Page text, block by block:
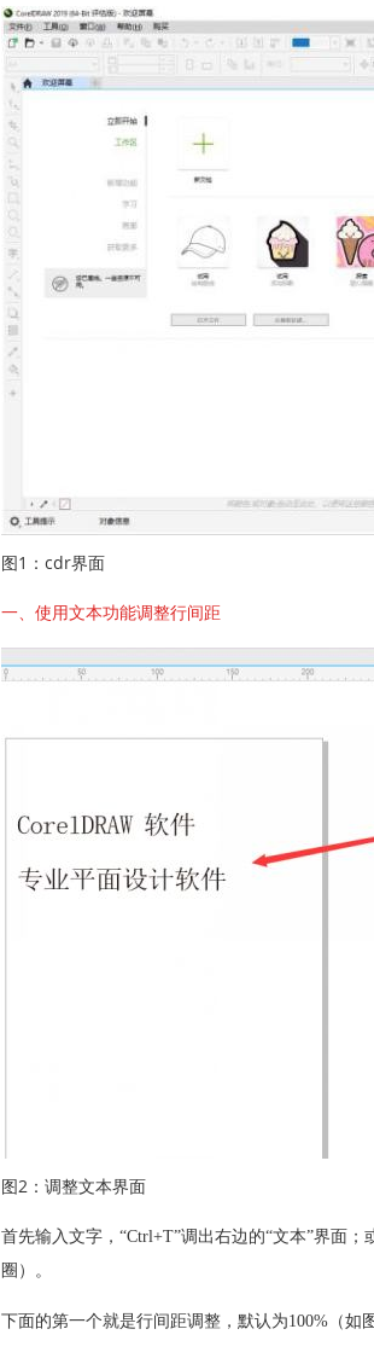
图1：cdr界面
一、使用文本功能调整行间距
图2：调整文本界面
首先输入文字，“Ctrl+T”调出右边的“文本”界面
圈）。
下面的第一个就是行间距调整，默认为100%（如